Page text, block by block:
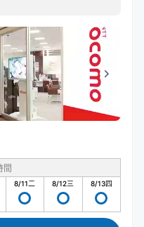
間
8/11二 8/12三 8/13四